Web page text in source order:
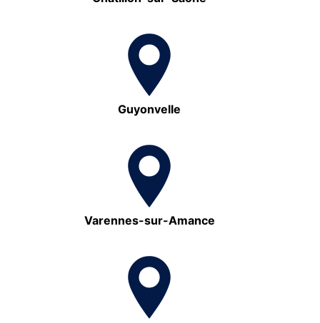
Guyonvelle
Varennes-sur-Amance